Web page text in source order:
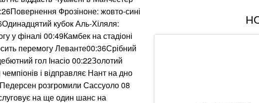
Фрозіноне: жовто-сині
кубок Аль-Хіляля:
у фіналі 00:49Камбек на стадіоні
перемогу Леванте00:36Срібний
гол Інасіо 00:22Золотий
і відправляє Нант на дно
розгромили Сассуоло 08
на ще один шанс на
Знищені печі,
Без води не
Не лишилось ні